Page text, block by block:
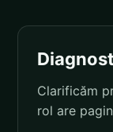
Clarificăm
rol are